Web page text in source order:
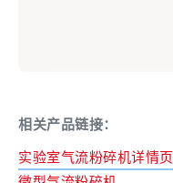
相关产品链接：
实验室气流粉碎机详情页